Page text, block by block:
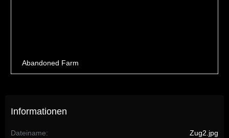
Informationen
Dateiname
Zug2.jpg